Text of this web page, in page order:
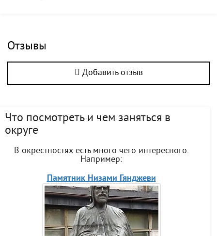
Отзывы
Добавить отзыв
Что посмотреть и чем заняться в
округе
В окрестностях есть много чего интересного.
Например:
Памятник Низами Гянджеви